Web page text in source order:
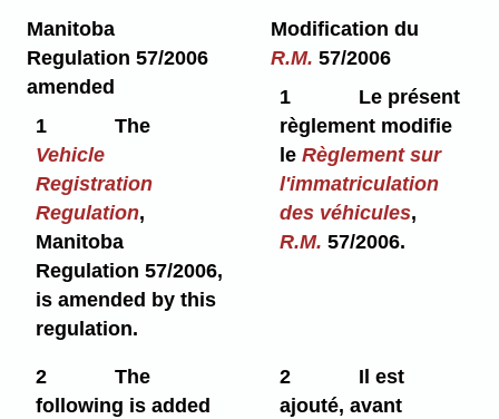
Manitoba
Regulation 57/2006
amended
1
The
Vehicle
Registration
Regulation,
Manitoba
Regulation 57/2006,
is amended by this
regulation.
Modification du
R.M. 57/2006
1
Le présent
règlement modifie
leRèglement sur
l'immatriculation
des véhicules,
R.M.57/2006.
2
The
following is added
2
Il est
ajouté, avant